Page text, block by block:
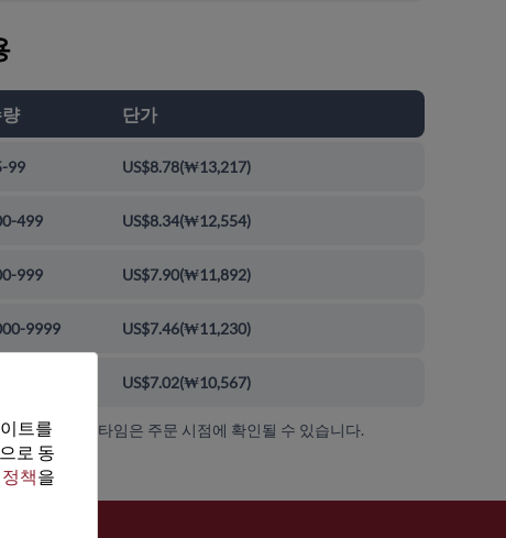
단가
99 US$8.78(₩13,217)
499 US$8.34(₩12,554)
999 US$7.90(₩11,892)
9999 US$7.46(₩11,230)
US$7.02(₩10,567)
용성 및 리드 타임은 주문 시점에 확인될 수 있습니다.
트를
로 동
책을